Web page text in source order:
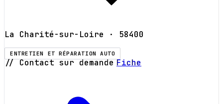
La Charité-sur-Loire · 58400
ENTRETIEN ET RÉPARATION AUTO
// Contact sur demande Fiche